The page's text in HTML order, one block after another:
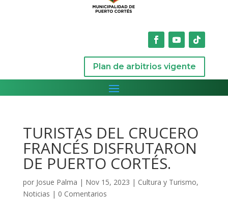
Plan de arbitrios vigente
TURISTAS DEL CRUCERO
FRANCÉS DISFRUTARON
DE PUERTO CORTÉS.
por Josue Palma | Nov 15, 2023 | Cultura y Turismo,
Noticias | 0 Comentarios